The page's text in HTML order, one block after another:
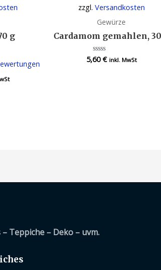
g
zzgl. Versandkosten
Gewürze
Cardamom gemahlen,
Bewertet
5,60€ inkl. MwSt
Teppiche – Deko – uvm.